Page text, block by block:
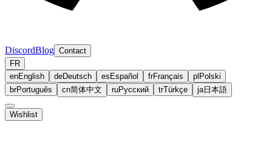
DiscordBlog Contact
FR
enEnglish deDeutsch es Español frFrançais pl Polski
brPortuguês cn简体中文 ruРусский trTürkçe ja日本語
Wishlist